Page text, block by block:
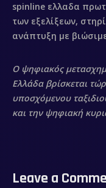
spinline ελλαδα
των εξελίξεων,
ανάπτυξη με
Ο ψηφιακός
Ελλάδα βρίσκεται
υποσχόμενου
και την ψηφιακή
Leave a